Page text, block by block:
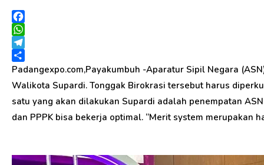
Facebook
WhatsApp
Telegram
Share
Padangexpo.com,Payakumbuh -Aparatur Sipil Negara
Walikota Supardi. Tonggak Birokrasi tersebut harus
satu yang akan dilakukan Supardi adalah penempatan
dan PPPK bisa bekerja optimal. “Merit system merupakan